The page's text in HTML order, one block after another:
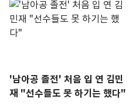
'남아공 졸전' 처음 입 연 김민
재 "선수들도 못 하기는 했다"